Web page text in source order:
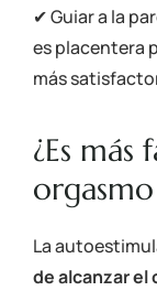
✔ Guiar a la
es placentera
más
¿Es más
La
de alcanzar el